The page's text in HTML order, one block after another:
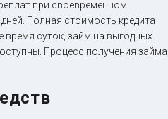
при своевременном
Полная стоимость кредита
суток, займ на выгодных
Процесс получения займа